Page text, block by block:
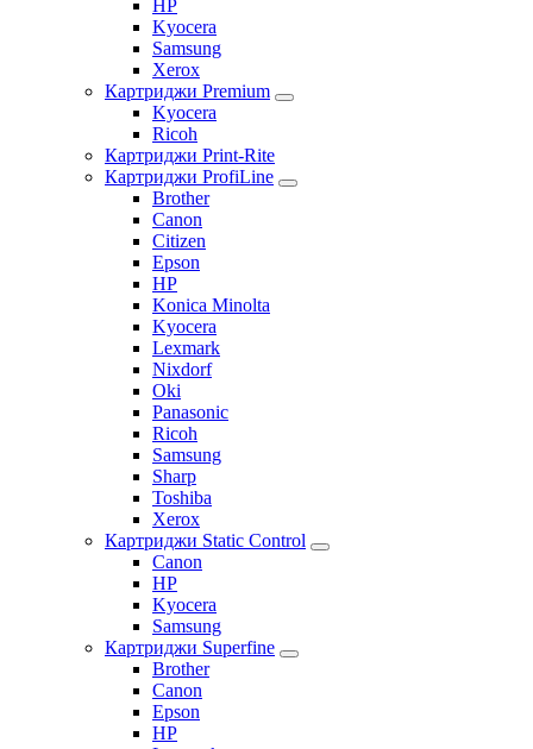
HP
Kyocera
Samsung
Xerox
Картриджи Premium
Kyocera
Ricoh
Картриджи Print-Rite
Картриджи ProfiLine
Brother
Canon
Citizen
Epson
HP
Konica Minolta
Kyocera
Lexmark
Nixdorf
Oki
Panasonic
Ricoh
Samsung
Sharp
Toshiba
Xerox
Картриджи Static Control
Canon
HP
Kyocera
Samsung
Картриджи Superfine
Brother
Canon
Epson
HP